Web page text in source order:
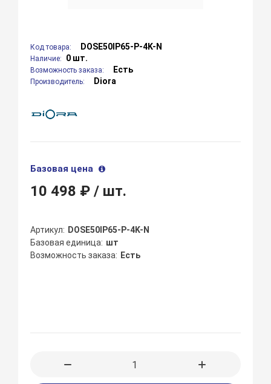
Код товара: DOSE50IP65-P-4K-N
Наличие: 0 шт.
Возможность заказа: Есть
Производитель: Diora
Базовая цена
10 498 ₽/ шт.
Артикул
DOSE50IP65-P-4K-N
Базовая единица шт
Возможность заказа
Есть